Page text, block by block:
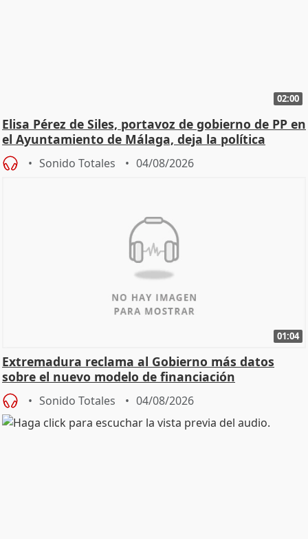
02:00
Elisa Pérez de Siles, portavoz de gobierno de PP en
el Ayuntamiento de Málaga, deja la política
Sonido Totales 04/08/2026
01:04
Extremadura reclama al Gobierno más datos
sobre el nuevo modelo de financiación
Sonido Totales 04/08/2026